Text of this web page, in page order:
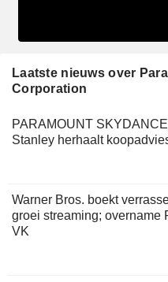
Laatste nieuws over
Corporation
PARAMOUNT
Stanley herhaalt
Warner Bros. boekt
groei streaming; overname
VK